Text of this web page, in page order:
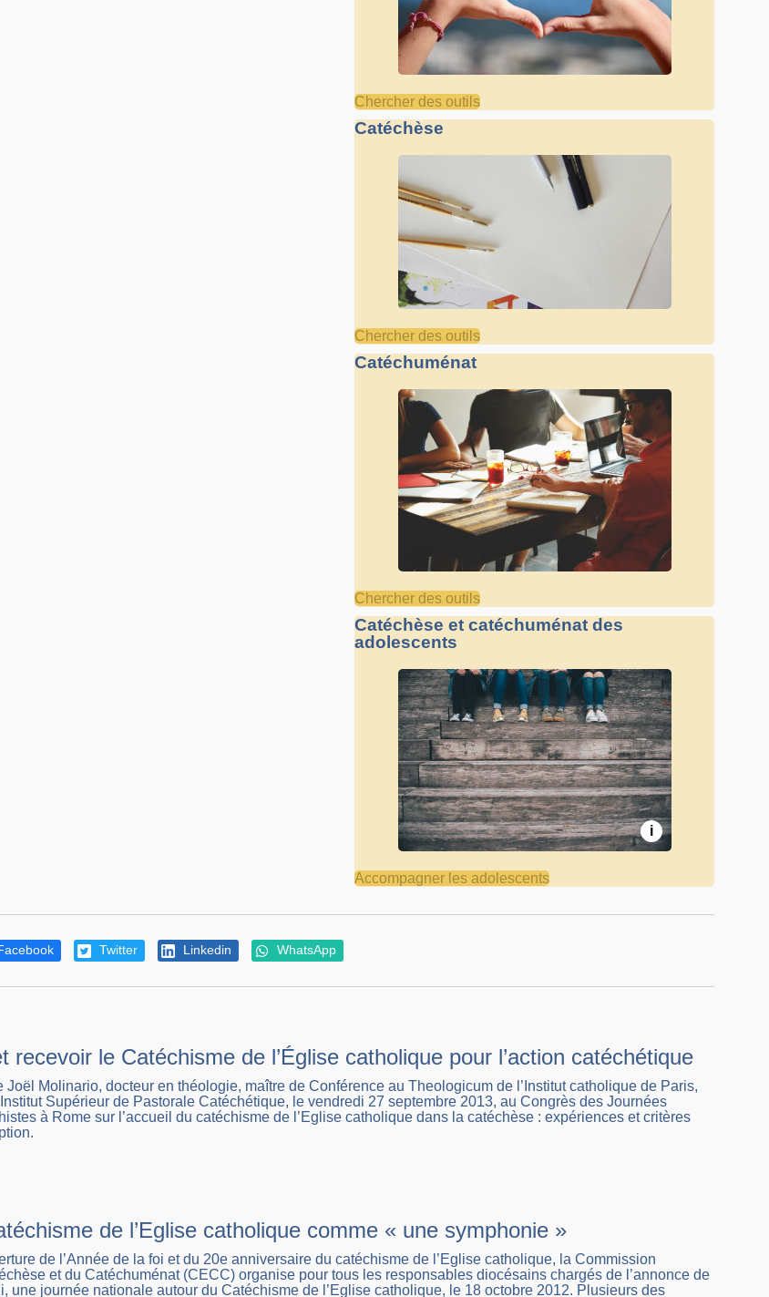
Chercher des outils
Catéchèse
Chercher des outils
Catéchuménat
Chercher des outils
Catéchèse et catéchuménat des
adolescents
i
Accompagner les adolescents
Twitter Linkedin WhatsApp
recevoir le Catéchisme de l’Église catholique pour l’action catéchétique
Joël Molinario, docteur en théologie, maître de Conférence au Theologicum de l’Institut catholique de Paris,
Supérieur de Pastorale Catéchétique, le vendredi 27 septembre 2013, au Congrès des Journées
à Rome sur l’accueil du catéchisme de l’Eglise catholique dans la catéchèse : expériences et critères
de l’Eglise catholique comme « une symphonie »
de l’Année de la foi et du 20e anniversaire du catéchisme de l’Eglise catholique, la Commission
et du Catéchuménat (CECC) organise pour tous les responsables diocésains chargés de l’annonce de
une journée nationale autour du Catéchisme de l’Eglise catholique, le 18 octobre 2012. Plusieurs des